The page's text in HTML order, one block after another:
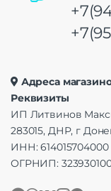
Адреса
Реквизиты
ИП Литвинов
283015, ДНР, г
ИНН: 614015704000
ОГРНИП: